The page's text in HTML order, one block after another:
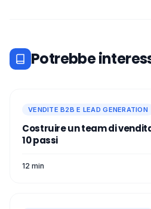
Potrebbe
VENDITE B2B E LEAD GENERATION
Costruire un team di
10 passi
12 min